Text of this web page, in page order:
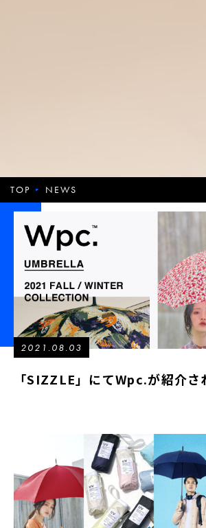
TOP NEWS
2021.08.03
「SIZZLE」にてWpc.が紹介さ